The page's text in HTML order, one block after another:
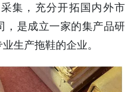
集，充分开拓国内外市
，是成立一家的集产品研
生产拖鞋的企业。